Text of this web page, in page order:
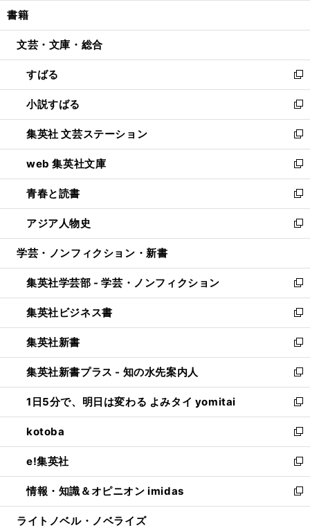
開
ウ
開
く
ン
ウ
で
開
く
し
ウ
ン
ド
ウ
で
開
く
書籍
文芸・文庫・総合
すばる
新
し
い
ウ
ィ
ン
ド
ウ
で
開
く
小説すばる
新
し
い
ウ
ィ
ン
ド
ウ
で
開
集英社 文芸ステーション
新
し
い
ウ
ィ
ン
ド
ウ
開
く
web 集英社文庫
新
し
い
ウ
ィ
ン
ウ
で
開
く
青春と読書
新
し
い
ウ
ン
ド
ウ
で
開
く
アジア人物史
新
し
ウ
ィ
ン
ド
ウ
で
開
く
学芸・ノンフィクション・新書
集英社学芸部 - 学芸・ノンフィクション
新
し
い
ウ
ィ
ン
ド
ウ
で
開
く
集英社ビジネス書
新
し
い
ウ
ィ
ン
ド
ウ
で
開
く
集英社新書
新
し
い
ウ
ィ
ン
ド
ウ
で
開
く
集英社新書プラス - 知の水先案内人
新
し
い
ウ
ィ
ン
ド
ウ
で
開
1日5分で、明日は変わる よみタイ yomitai
新
し
い
ウ
ィ
ン
ド
ウ
kotoba
新
し
い
ウ
ィ
ン
e!集英社
新
し
い
ウ
情報・知識＆オピニオン imidas
新
し
ライトノベル・ノベライズ